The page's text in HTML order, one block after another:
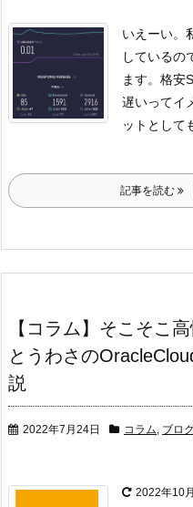
いえーい。
しているの
ます。 格安
遅いってイ
ットとして
記事を読む
【コラム】そこそこ
とうわさの
説
2022年7月24日 コラム, ブロ
2022年10